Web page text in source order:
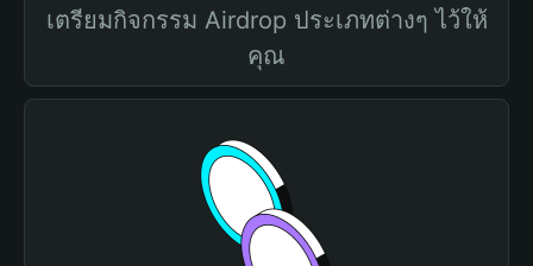
เตรียมกิจกรรม Airdrop ประเภทต่างๆ ไว้ให้
คุณ